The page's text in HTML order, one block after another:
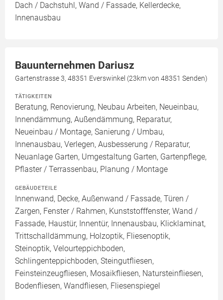
Dach / Dachstuhl, Wand / Fassade, Kellerdecke,
Innenausbau
Bauunternehmen Dariusz
Gartenstrasse 3, 48351 Everswinkel (23km von 48351 Senden)
TÄTIGKEITEN
Beratung, Renovierung, Neubau Arbeiten, Neueinbau,
Innendämmung, Außendämmung, Reparatur,
Neueinbau / Montage, Sanierung / Umbau,
Innenausbau, Verlegen, Ausbesserung / Reparatur,
Neuanlage Garten, Umgestaltung Garten, Gartenpflege,
Pflaster / Terrassenbau, Planung / Montage
GEBÄUDETEILE
Innenwand, Decke, Außenwand / Fassade, Türen /
Zargen, Fenster / Rahmen, Kunststofffenster, Wand /
Fassade, Haustür, Innentür, Innenausbau, Klicklaminat,
Trittschalldämmung, Holzoptik, Fliesenoptik,
Steinoptik, Velourteppichboden,
Schlingenteppichboden, Steingutfliesen,
Feinsteinzeugfliesen, Mosaikfliesen, Natursteinfliesen,
Bodenfliesen, Wandfliesen, Fliesenspiegel